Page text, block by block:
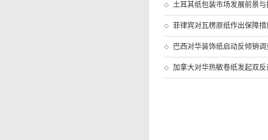
土耳其纸包装市场发展前景与
菲律宾对瓦楞原纸作出保障措
巴西对华装饰纸启动反倾销调
加拿大对华热敏卷纸发起双反